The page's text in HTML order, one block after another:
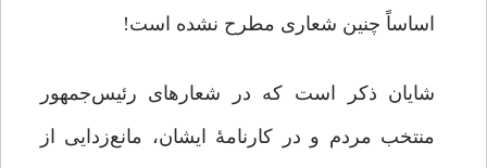
اساساً چنین شعاری مطرح نشده است!
شایان ذکر است که در شعارهای رئیس‌جمهور
منتخب مردم و در کارنامۀ ایشان، مانع‌زدایی از